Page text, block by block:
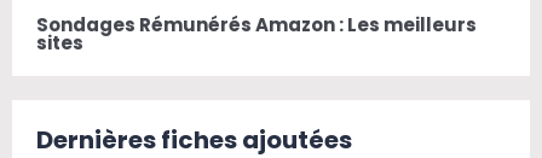
Sondages Rémunérés Amazon : Les meilleurs
sites
Dernières fiches ajoutées